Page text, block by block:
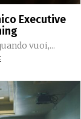
Executive
vuoi,...